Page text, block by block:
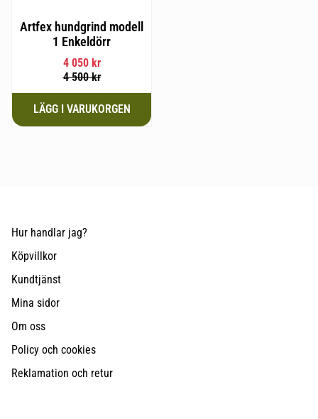
Artfex hundgrind modell
1 Enkeldörr
4 050kr
4 500kr
Hur handlar jag?
Köpvillkor
Kundtjänst
Mina sidor
Om oss
Policy och cookies
Reklamation och retur